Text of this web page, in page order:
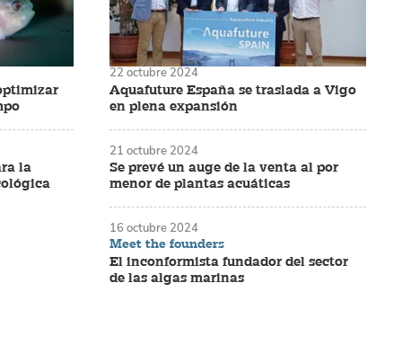
la
Aquafuture España se traslada a Vigo
en plena expansión
22 octubre 2024
Se prevé un auge de la venta al por
menor de plantas acuáticas
21 octubre 2024
Meet the founders
El inconformista fundador del sector
de las algas marinas
16 octubre 2024